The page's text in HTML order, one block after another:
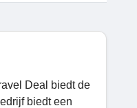
Deal biedt de
biedt een